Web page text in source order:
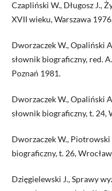
Czapliński W., Długosz J.,
XVII wieku, Warszawa
Dworzaczek W., Opaliński
słownik biograficzny, red.
Poznań 1981.
Dworzaczek W., Opaliński
słownik biograficzny, t. 24,
Dworzaczek W.,
biograficzny, t. 26,
Dzięgielewski J., Sprawy